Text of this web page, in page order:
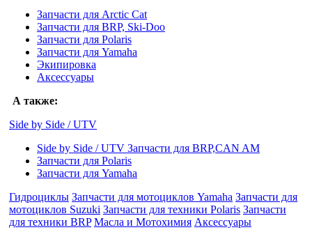
Запчасти для Arctic Cat
Запчасти для BRP, Ski-Doo
Запчасти для Polaris
Запчасти для Yamaha
Экипировка
Аксессуары
А также:
Side by Side / UTV
Side by Side / UTV Запчасти для BRP,CAN AM
Запчасти для Polaris
Запчасти для Yamaha
Гидроциклы Запчасти для мотоциклов Yamaha Запчасти для
мотоциклов Suzuki Запчасти для техники Polaris Запчасти
для техники BRP Масла и Мотохимия Аксессуары